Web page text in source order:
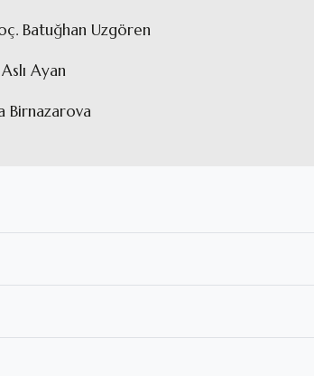
Batuğhan Uzgören
Ayan
Birnazarova